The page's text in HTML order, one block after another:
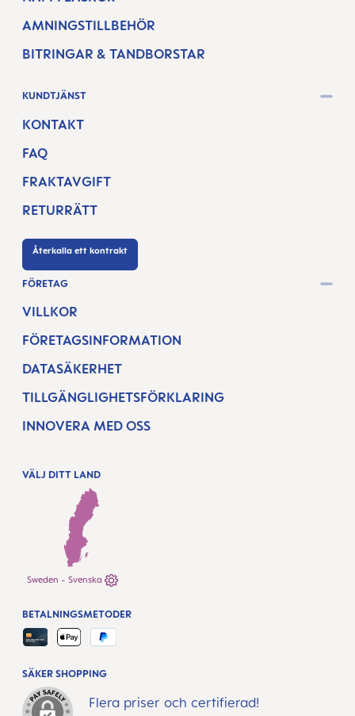
AMNINGSTILLBEHÖR
BITRINGAR & TANDBORSTAR
KUNDTJÄNST
KONTAKT
FAQ
FRAKTAVGIFT
RETURRÄTT
Återkalla ett kontrakt
FÖRETAG
VILLKOR
FÖRETAGSINFORMATION
DATASÄKERHET
TILLGÄNGLIGHETSFÖRKLARING
INNOVERA MED OSS
VÄLJ DITT LAND
Sweden - Svenska
SÄKER SHOPPING
Flera priser och certifierad!
BETALNINGSMETODER